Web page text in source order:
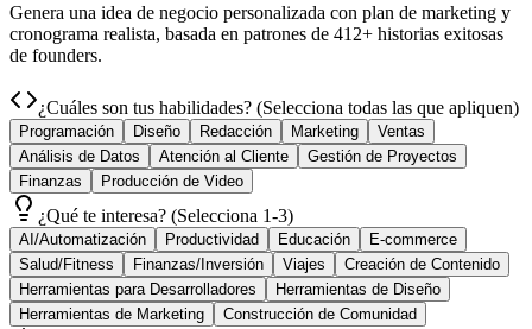
Genera una idea de negocio personalizada con plan de marketing y
cronograma realista, basada en patrones de 412+ historias exitosas
de founders.
¿Cuáles son tus habilidades? (Selecciona todas las que apliquen)
Programación Diseño Redacción Marketing
Ventas
Análisis de Datos
Atención al Cliente
Gestión de Proyectos
Finanzas
Producción de Video
¿Qué te interesa? (Selecciona 1-3)
AI/Automatización Productividad Educación
E-commerce
Salud/Fitness
Finanzas/Inversión Viajes
Creación de Contenido
Herramientas para Desarrolladores
Herramientas de Diseño
Herramientas de Marketing
Construcción de Comunidad